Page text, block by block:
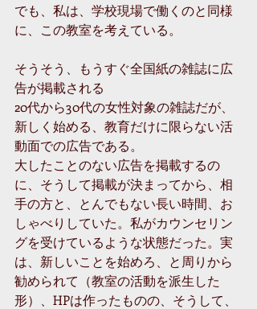
でも、私は、学校現場で働くのと同様
に、この教室を考えている。
そうそう、もうすぐ全国紙の雑誌に広
告が掲載される
20代から30代の女性対象の雑誌だが、
新しく始める、教育だけに限らない活
動面での広告である。
大したことのない広告を掲載するの
に、そうして掲載が決まってから、相
手の方と、とんでもない長い時間、お
しゃべりしていた。私がカウンセリン
グを受けているような状態だった。実
は、新しいことを始めろ、と周りから
勧められて（教室の活動を派生した
形）、HPは作ったものの、そうして、